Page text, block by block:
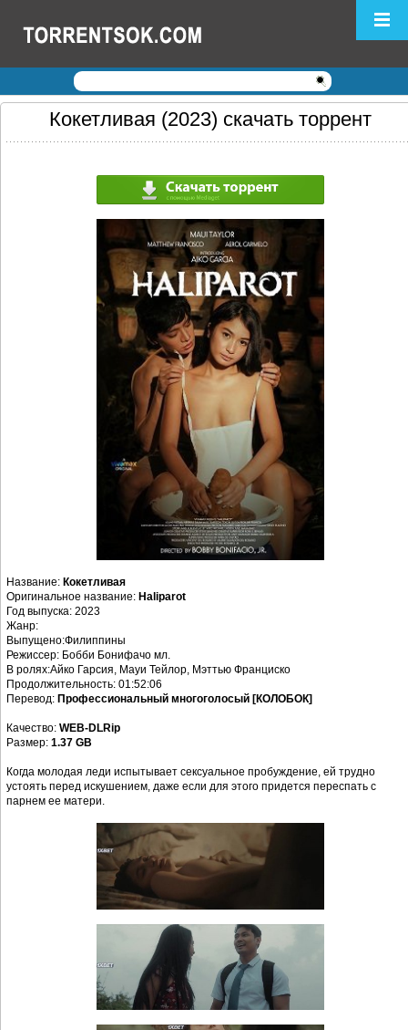
Логин: Пароль:
Забыли пароль?
Кокетливая (2023) скачать торрент
Название: Кокетливая
Оригинальное название: Haliparot
Год выпуска: 2023
Жанр:
Выпущено:Филиппины
Режиссер: Бобби Бонифачо мл.
В ролях:Айко Гарсия, Мауи Тейлор, Мэттью Франциско
Продолжительность: 01:52:06
Перевод: Профессиональный многоголосый [КОЛОБОК]
Качество: WEB-DLRip
Размер: 1.37 GB
Когда молодая леди испытывает сексуальное пробуждение, ей трудно
устоять перед искушением, даже если для этого придется переспать с
парнем ее матери.